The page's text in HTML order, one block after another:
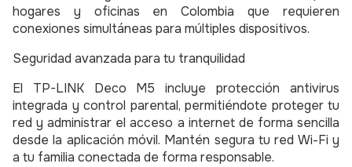
hogares y oficinas en Colombia que requieren
conexiones simultáneas para múltiples dispositivos.
Seguridad avanzada para tu tranquilidad
El TP-LINK Deco M5 incluye protección antivirus
integrada y control parental, permitiéndote proteger tu
red y administrar el acceso a internet de forma sencilla
desde la aplicación móvil. Mantén segura tu red Wi-Fi y
a tu familia conectada de forma responsable.